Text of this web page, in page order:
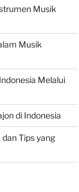
Musik
Musik
Melalui
di Indonesia
Tips yang